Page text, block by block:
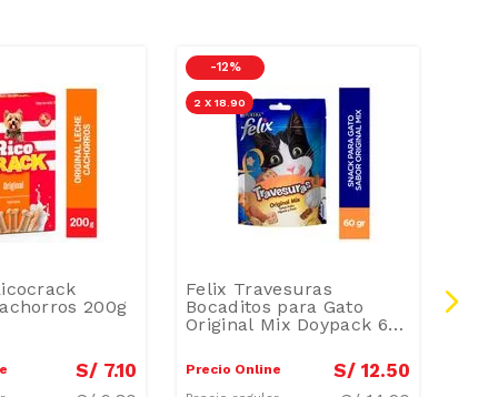
200g
S/ 7.10
-12 %
2 X 18.90
Felix Travesuras
Bocaditos para Gato
Original Mix Doypack 60
Precio Online S/ 12.50